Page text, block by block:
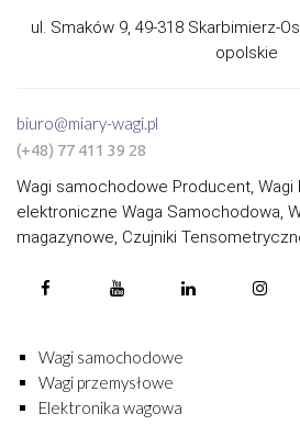
ul. Smaków 9, 49-318 Skarbimierz-
opolskie
biuro@miary-wagi.pl
(+48) 77 411 39 28
Wagi samochodowe Producent, Wagi
elektroniczne Waga Samochodowa,
magazynowe, Czujniki
Wagi samochodowe
Wagi przemysłowe
Elektronika wagowa